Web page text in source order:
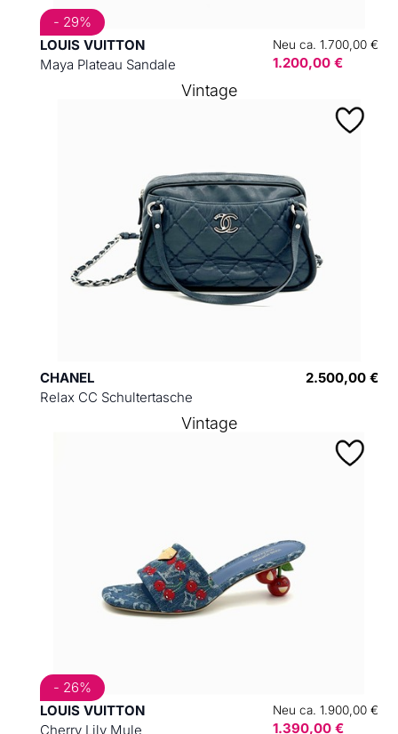
LOUIS VUITTON
Maya Plateau Sandale
Neu ca. 1.700,00 €
1.200,00 €
- 29%
CHANEL
Relax CC Schultertasche
2.500,00 €
Vintage
LOUIS VUITTON
Cherry Lily Mule
Neu ca. 1.900,00 €
1.390,00 €
- 26%
Vintage